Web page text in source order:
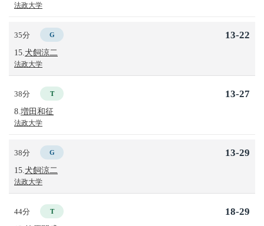
法政大学
35分 G
15. 犬飼涼二
法政大学
13-22
38分 T
8. 増田和征
法政大学
13-27
38分 G
15. 犬飼涼二
法政大学
13-29
44分 T 18-29